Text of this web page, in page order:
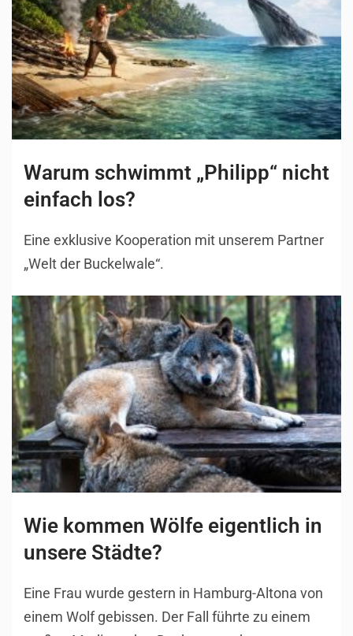
Warum schwimmt „Philipp“ nicht
einfach los?
Eine exklusive Kooperation mit unserem Partner
„Welt der Buckelwale“.
Wie kommen Wölfe eigentlich in
unsere Städte?
Eine Frau wurde gestern in Hamburg-Altona von
einem Wolf gebissen. Der Fall führte zu einem